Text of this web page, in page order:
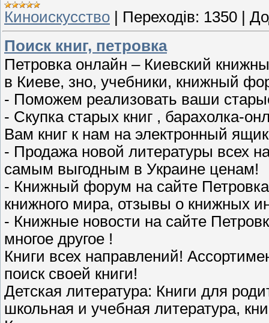
Киноискусство
Переходів: 1350
Поиск книг, петровка
Петровка онлайн – Киевский
в Киеве, зно, учебники, книжный
- Поможем реализовать ваши
- Скупка старых книг , барахолка-
Вам книг к нам на электронный
- Продажа новой литературы всех
самым выгодным в Украине ценам!
- Книжный форум на сайте
книжного мира, отзывы о книжных
- Книжные новости на сайте
многое другое !
Книги всех направлений!
поиск своей книги!
Детская литература: Книги для
школьная и учебная литература,